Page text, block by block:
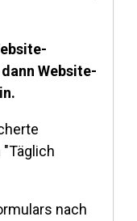
Website-
nach